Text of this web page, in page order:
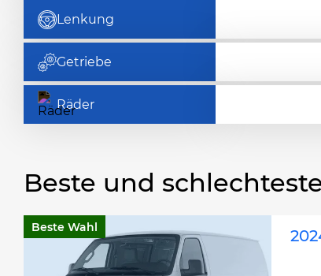
Lenkung
Getriebe
Räder
Beste und
Beste Wahl